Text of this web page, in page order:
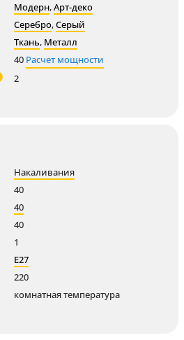
Модерн,Арт-деко
Серебро,Серый
Ткань, Металл
40 Расчет мощности
2
Накаливания
40
40
40
1
E27
220
комнатная температура